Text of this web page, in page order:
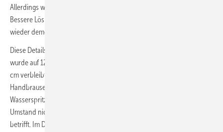
Allerdings war das für die Bauherren absolut keine Alternative.
Bessere Lösung: Eine Glaswand wurde verbaut – die zur Not auch
wieder demontiert werden kann.
Diese Details waren wichtig: Die Breite der angepassten Glasscheibe
wurde auf 120 cm begrenzt, sodass ein freier Zugang von knapp 90
cm verbleibt. Den Bauherren ist klar, dass bei der Nutzung von
Handbrause und Regenbrause der davorliegende Bereich auch mit
Wasserspritzern beeinträchtigt sein kann. Dennoch stört dieser
Umstand nicht weiter, weil es lediglich den Zugang zur Dusche hin
betrifft. Im Duschbereich selber sorgen eine optisch ansprechende